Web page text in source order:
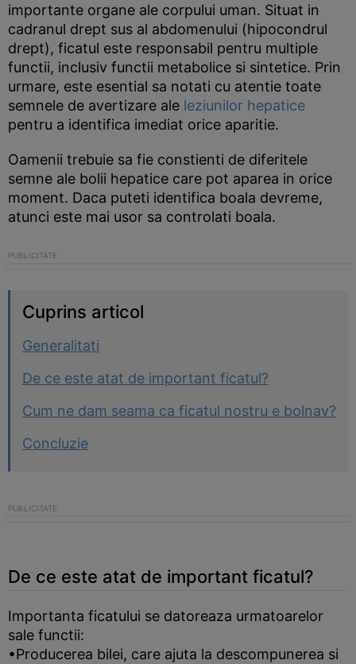
importante organe ale corpului uman. Situat in
cadranul drept sus al abdomenului (hipocondrul
drept), ficatul este responsabil pentru multiple
functii, inclusiv functii metabolice si sintetice. Prin
urmare, este esential sa notati cu atentie toate
semnele de avertizare ale leziunilor hepatice
pentru a identifica imediat orice aparitie.
Oamenii trebuie sa fie constienti de diferitele
semne ale bolii hepatice care pot aparea in orice
moment. Daca puteti identifica boala devreme,
atunci este mai usor sa controlati boala.
Cuprins articol
Generalitati
De ce este atat de important ficatul?
Cum ne dam seama ca ficatul nostru e bolnav?
Concluzie
De ce este atat de important ficatul?
Importanta ficatului se datoreaza urmatoarelor
sale functii:
•Producerea bilei, care ajuta la descompunerea si